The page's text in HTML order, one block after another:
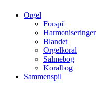
Orgel
Forspil
Harmoniseringer
Blandet
Orgelkoral
Salmebog
Koralbog
Sammenspil